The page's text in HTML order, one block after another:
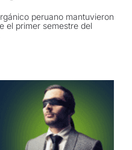
peruano mantuvieron
el primer semestre del